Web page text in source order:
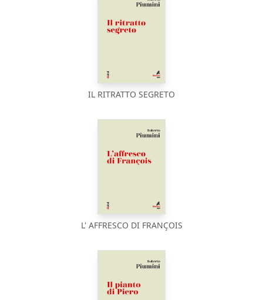
IL RITRATTO SEGRETO
L' AFFRESCO DI FRANÇOIS